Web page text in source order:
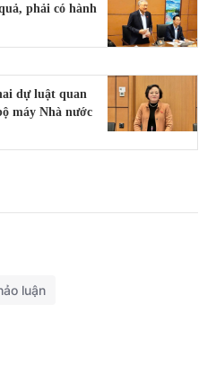
phải có hành
dự luật quan
máy Nhà nước
luận